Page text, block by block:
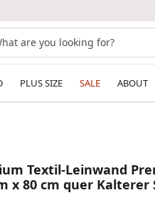
PLUS SIZE SALE ABOUT
Textil-Leinwand
x 80 cm quer Kalterer